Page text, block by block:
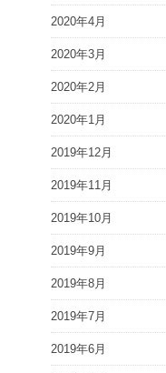
2020年4月
2020年3月
2020年2月
2020年1月
2019年12月
2019年11月
2019年10月
2019年9月
2019年8月
2019年7月
2019年6月